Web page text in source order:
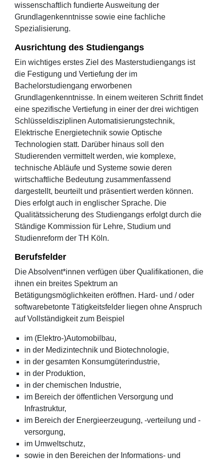
wissenschaftlich fundierte Ausweitung der
Grundlagenkenntnisse sowie eine fachliche
Spezialisierung.
Ausrichtung des Studiengangs
Ein wichtiges erstes Ziel des Masterstudiengangs ist
die Festigung und Vertiefung der im
Bachelorstudiengang erworbenen
Grundlagenkenntnisse. In einem weiteren Schritt findet
eine spezifische Vertiefung in einer der drei wichtigen
Schlüsseldisziplinen Automatisierungstechnik,
Elektrische Energietechnik sowie Optische
Technologien statt. Darüber hinaus soll den
Studierenden vermittelt werden, wie komplexe,
technische Abläufe und Systeme sowie deren
wirtschaftliche Bedeutung zusammenfassend
dargestellt, beurteilt und präsentiert werden können.
Dies erfolgt auch in englischer Sprache. Die
Qualitätssicherung des Studiengangs erfolgt durch die
Ständige Kommission für Lehre, Studium und
Studienreform der TH Köln.
Berufsfelder
Die Absolvent*innen verfügen über Qualifikationen, die
ihnen ein breites Spektrum an
Betätigungsmöglichkeiten eröffnen. Hard- und / oder
softwarebetonte Tätigkeitsfelder liegen ohne Anspruch
auf Vollständigkeit zum Beispiel
im (Elektro-)Automobilbau,
in der Medizintechnik und Biotechnologie,
in der gesamten Konsumgüterindustrie,
in der Produktion,
in der chemischen Industrie,
im Bereich der öffentlichen Versorgung und
Infrastruktur,
im Bereich der Energieerzeugung, -verteilung und -
versorgung,
im Umweltschutz,
sowie in den Bereichen der Informations- und